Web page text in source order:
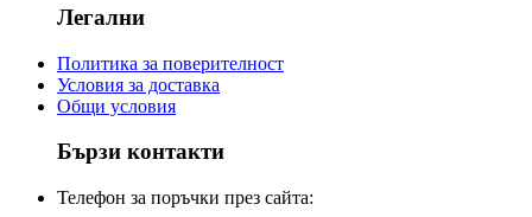
Легални
Политика за поверителност
Условия за доставка
Общи условия
Бързи контакти
Телефон за поръчки през сайта: